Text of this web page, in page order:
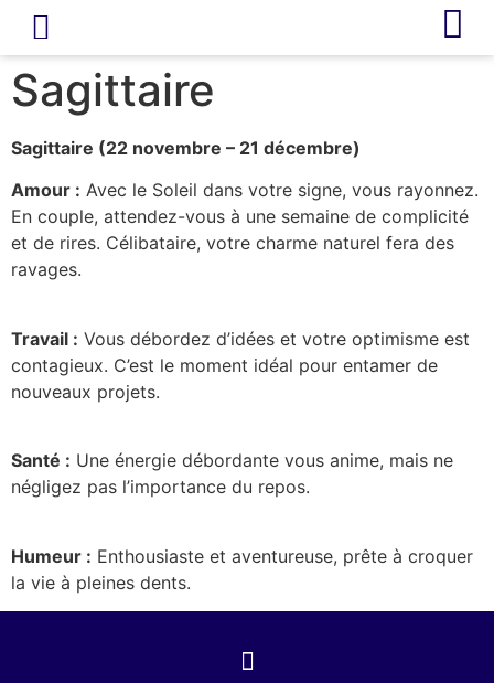
Sagittaire
Sagittaire (22 novembre – 21 décembre)
Amour : Avec le Soleil dans votre signe, vous rayonnez.
En couple, attendez-vous à une semaine de complicité
et de rires. Célibataire, votre charme naturel fera des
ravages.
Travail : Vous débordez d’idées et votre optimisme est
contagieux. C’est le moment idéal pour entamer de
nouveaux projets.
Santé : Une énergie débordante vous anime, mais ne
négligez pas l’importance du repos.
Humeur : Enthousiaste et aventureuse, prête à croquer
la vie à pleines dents.